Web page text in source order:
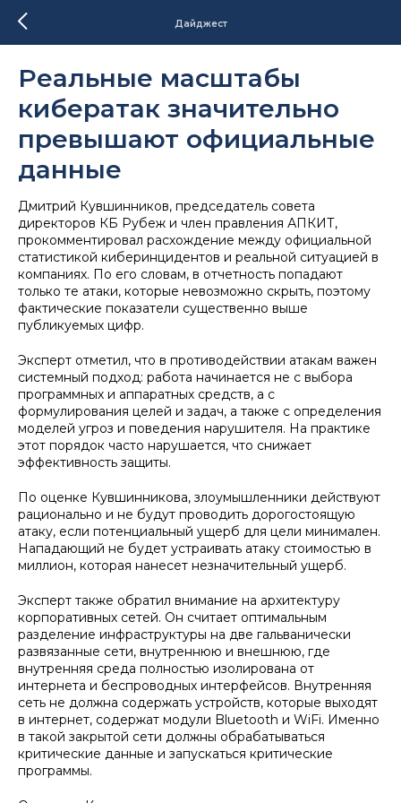
Дайджест
Реальные масштабы
кибератак значительно
превышают официальные
данные
Дмитрий Кувшинников, председатель совета
директоров КБ Рубеж и член правления АПКИТ,
прокомментировал расхождение между официальной
статистикой киберинцидентов и реальной ситуацией в
компаниях. По его словам, в отчетность попадают
только те атаки, которые невозможно скрыть, поэтому
фактические показатели существенно выше
публикуемых цифр.
Эксперт отметил, что в противодействии атакам важен
системный подход: работа начинается не с выбора
программных и аппаратных средств, а с
формулирования целей и задач, а также с определения
моделей угроз и поведения нарушителя. На практике
этот порядок часто нарушается, что снижает
эффективность защиты.
По оценке Кувшинникова, злоумышленники действуют
рационально и не будут проводить дорогостоящую
атаку, если потенциальный ущерб для цели минимален.
Нападающий не будет устраивать атаку стоимостью в
миллион, которая нанесет незначительный ущерб.
Эксперт также обратил внимание на архитектуру
корпоративных сетей. Он считает оптимальным
разделение инфраструктуры на две гальванически
развязанные сети, внутреннюю и внешнюю, где
внутренняя среда полностью изолирована от
интернета и беспроводных интерфейсов. Внутренняя
сеть не должна содержать устройств, которые выходят
в интернет, содержат модули Bluetooth и WiFi. Именно
в такой закрытой сети должны обрабатываться
критические данные и запускаться критические
программы.